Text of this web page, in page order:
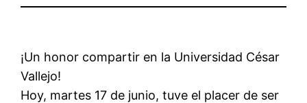
¡Un honor compartir en la Universidad César
Vallejo!
Hoy, martes 17 de junio, tuve el placer de ser